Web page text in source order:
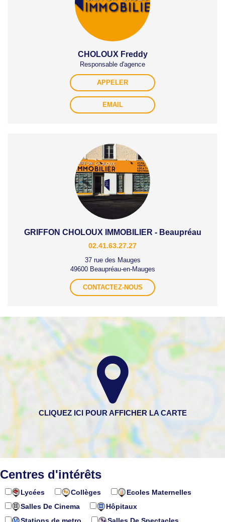
CHOLOUX Freddy
Responsable d'agence
APPELER
EMAIL
GRIFFON CHOLOUX IMMOBILIER - Beaupréau
02.41.63.27.27
37 rue des Mauges
49600 Beaupréau-en-Mauges
CONTACTEZ-NOUS
Centres d'intérêts
Lycées Collèges
Ecoles Maternelles
Salles De Cinema
Hôpitaux